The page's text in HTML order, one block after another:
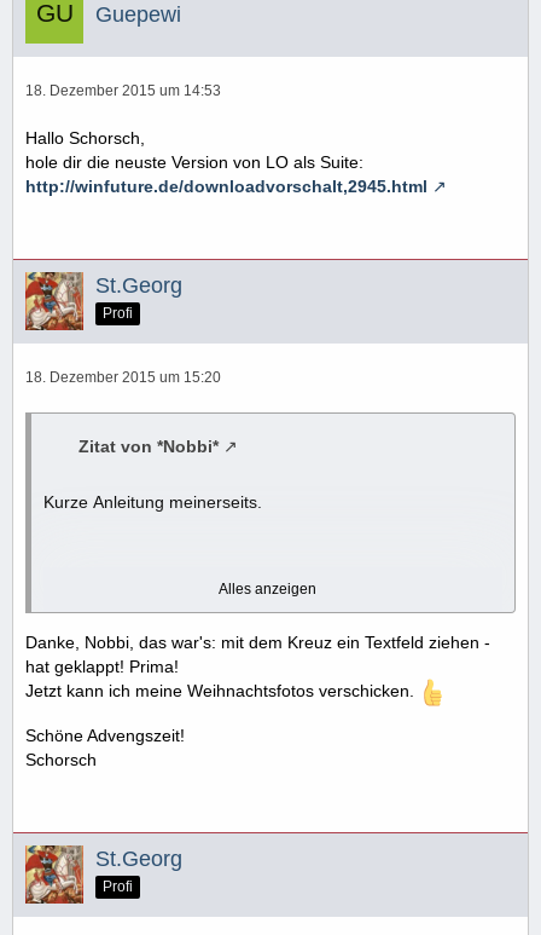
Guepewi
18. Dezember 2015 um 14:53
Hallo Schorsch,
hole dir die neuste Version von LO als Suite:
http://winfuture.de/downloadvorschalt,2945.html
St.Georg
Profi
18. Dezember 2015 um 15:20
Zitat von *Nobbi*
Kurze Anleitung meinerseits.
LibreOffice öffnen
Einfügen Bild...
Dann das Bild rein.
Mit dem Kreuz das Textfeld auf die entsprechende Größe
ziehen.
Dann das Textfeld an die entsprechenden Stelle im Bild
Alles anzeigen
Danke, Nobbi, das war's: mit dem Kreuz ein Textfeld ziehen -
hat geklappt! Prima!
Jetzt kann ich meine Weihnachtsfotos verschicken.
Schöne Advengszeit!
Schorsch
St.Georg
Profi